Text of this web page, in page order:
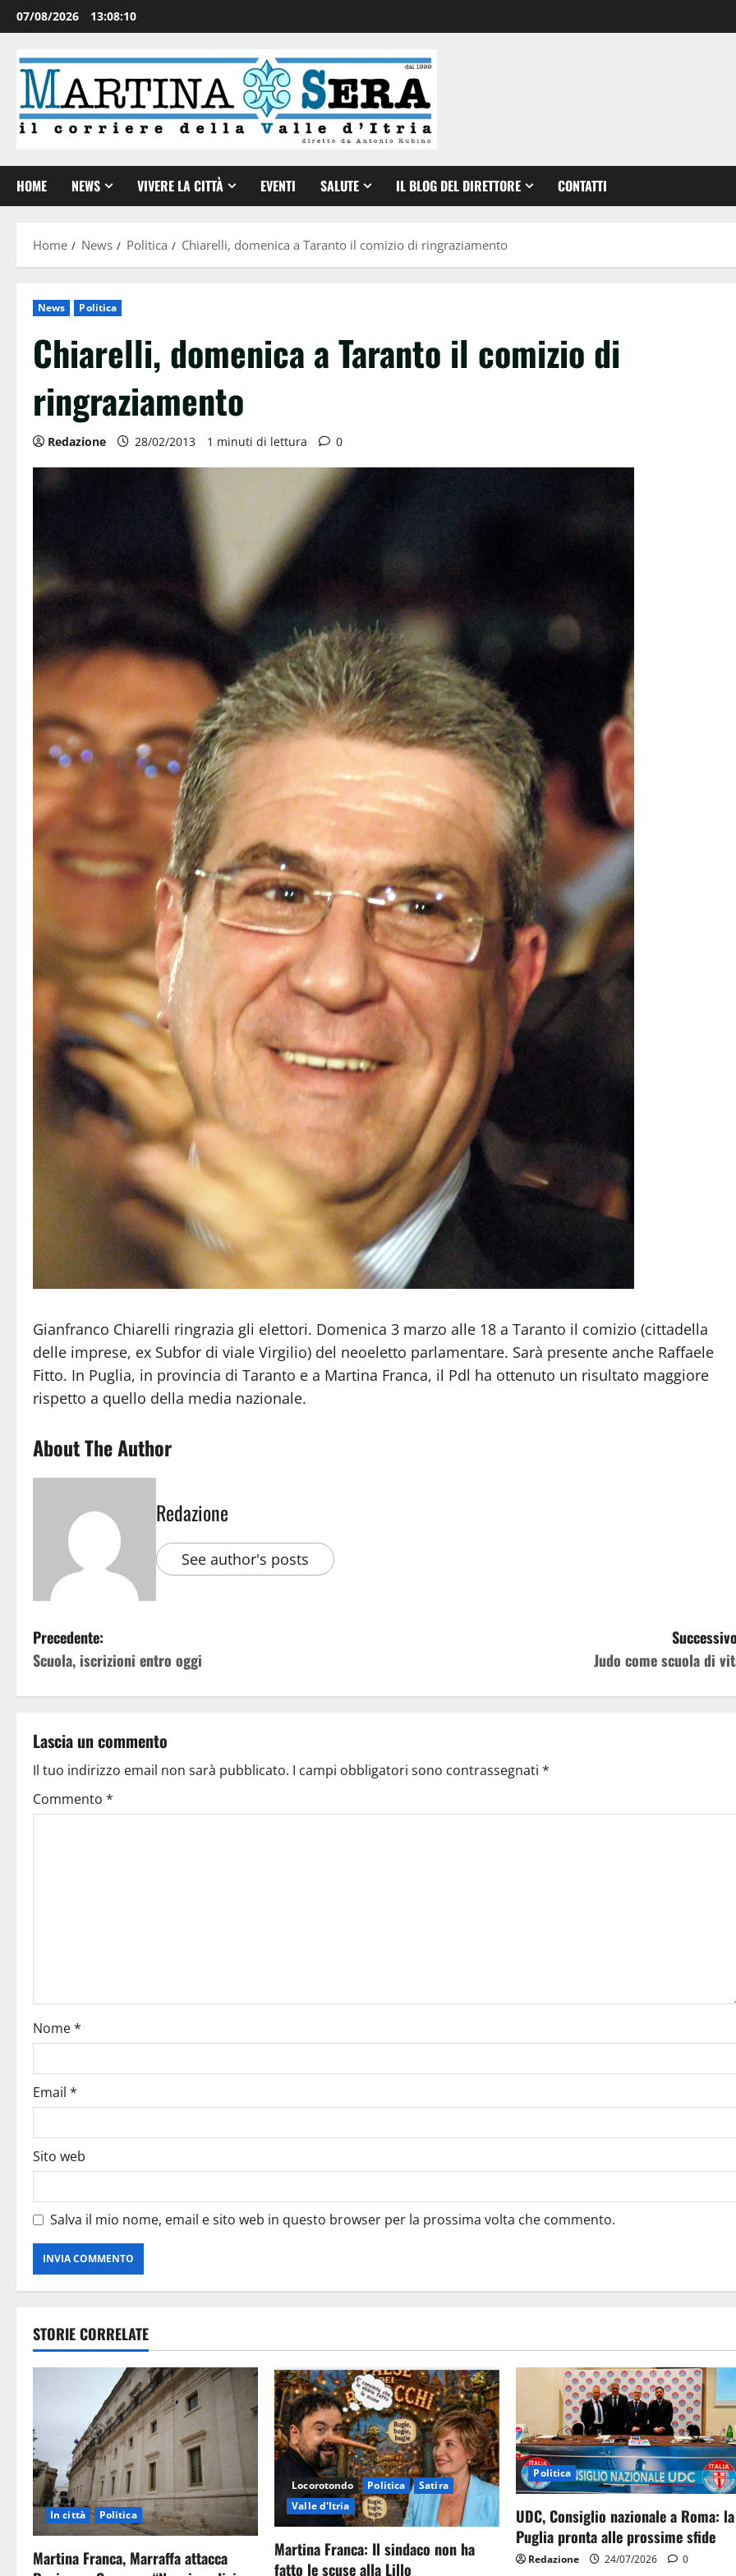
07/08/2026 13:08:11
HOME NEWS VIVERE LA CITTÀ EVENTI SALUTE IL BLOG DEL DIRETTORE CONTATTI
Home News Politica Chiarelli, domenica a Taranto il comizio di ringraziamento
News Politica
Chiarelli, domenica a Taranto il comizio di
ringraziamento
Redazione 28/02/2013 1 minuti di lettura 0
Gianfranco Chiarelli ringrazia gli elettori. Domenica 3 marzo alle 18 a Taranto il comizio (cittadella
delle imprese, ex Subfor di viale Virgilio) del neoeletto parlamentare. Sarà presente anche Raffaele
Fitto. In Puglia, in provincia di Taranto e a Martina Franca, il Pdl ha ottenuto un risultato maggiore
rispetto a quello della media nazionale.
About The Author
Redazione
See author's posts
Precedente:
Scuola, iscrizioni entro oggi
Judo come scuola di
Lascia un commento
Il tuo indirizzo email non sarà pubblicato. I campi obbligatori sono contrassegnati *
Commento *
Nome*
Email *
Sito web
Salva il mio nome, email e sito web in questo browser per la prossima volta che commento.
STORIE CORRELATE
In città Politica
Martina Franca, Marraffa attacca
Locorotondo Politica
Satira
Valle d'Itria
Martina Franca: Il sindaco non ha
fatto le scuse alla Lillo
Politica
UDC, Consiglio nazionale a Roma: la
Puglia pronta alle prossime sfide
Redazione 24/07/2026 0